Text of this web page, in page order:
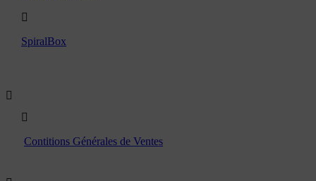
SpiralBox
Contitions Générales de Ventes